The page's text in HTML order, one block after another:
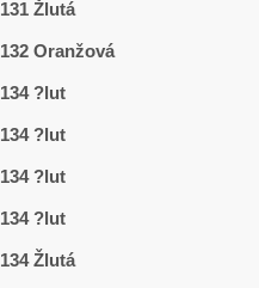
131 Žlutá
132 Oranžová
134 ?lut
134 ?lut
134 ?lut
134 ?lut
134 Žlutá